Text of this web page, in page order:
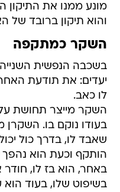
מונע ממנו את התיקון
והוא תיקון ברובד של
השקר כמתקפה
בשכבה הנפשית
יעדים: את תודעת
לו כאב.
השקר מייצר תחושת
בעודו נוקם בו.
שאבד לו, בדרך כול
הותקף וכעת הוא נהפך
באחר, הוא בז לו, חודר
בשיפוט שלו, בעוד